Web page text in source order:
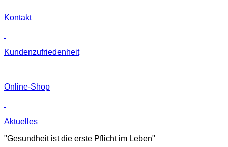
Kontakt
Kunden­zufriedenheit
Online-Shop
Aktuelles
"Gesundheit ist die erste Pflicht im Leben"